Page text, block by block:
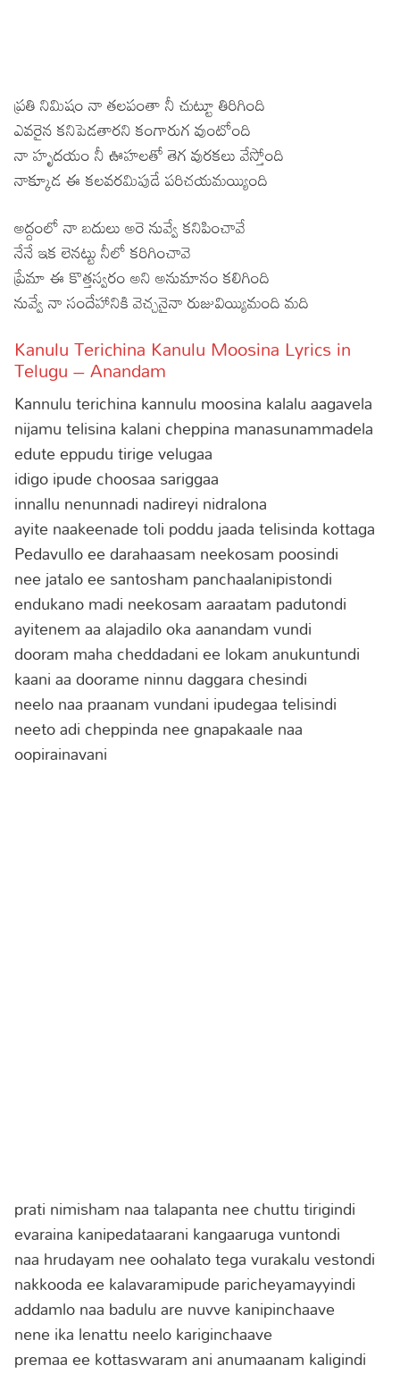
ప్రతి నిమిషం నా తలపంతా నీ చుట్టూ తిరిగింది
ఎవరైన కనిపెడతారని కంగారుగ వుంటోంది
నా హృదయం నీ ఊహలతో తెగ వురకలు వేస్తోంది
నాక్కూడ ఈ కలవరమిపుడే పరిచయమయ్యింది
అద్దంలో నా బదులు అరె నువ్వే కనిపించావే
నేనే ఇక లెనట్టు నీలో కరిగించావె
ప్రేమా ఈ కొత్తస్వరం అని అనుమానం కలిగింది
నువ్వే నా సందేహానికి వెచ్చనైనా రుజువియ్యిమంది మది
Kanulu Terichina Kanulu Moosina Lyrics in
Telugu – Anandam
Kannulu terichina kannulu moosina kalalu aagavela
nijamu telisina kalani cheppina manasunammadela
edute eppudu tirige velugaa
idigo ipude choosaa sariggaa
innallu nenunnadi nadireyi nidralona
ayite naakeenade toli poddu jaada telisinda kottaga
Pedavullo ee darahaasam neekosam poosindi
nee jatalo ee santosham panchaalanipistondi
endukano madi neekosam aaraatam padutondi
ayitenem aa alajadilo oka aanandam vundi
dooram maha cheddadani ee lokam anukuntundi
kaani aa doorame ninnu daggara chesindi
neelo naa praanam vundani ipudegaa telisindi
neeto adi cheppinda nee gnapakaale naa
oopirainavani
prati nimisham naa talapanta nee chuttu tirigindi
evaraina kanipedataarani kangaaruga vuntondi
naa hrudayam nee oohalato tega vurakalu vestondi
nakkooda ee kalavaramipude paricheyamayyindi
addamlo naa badulu are nuvve kanipinchaave
nene ika lenattu neelo kariginchaave
premaa ee kottaswaram ani anumaanam kaligindi